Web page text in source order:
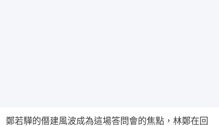
鄭若驊的僭建風波成為這場答問會的焦點，林鄭在回